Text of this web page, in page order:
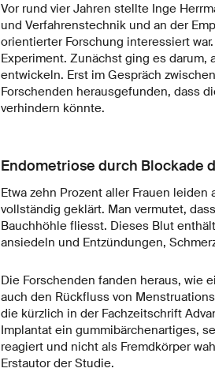
Vor rund vier Jahren stellte Inge
und Verfahrenstechnik und an der
orientierter Forschung interessiert
Experiment. Zunächst ging es darum,
entwickeln. Erst im Gespräch
Forschenden herausgefunden, dass
verhindern könnte.
Endometriose durch Blockade
Etwa zehn Prozent aller Frauen
vollständig geklärt. Man vermutet,
Bauchhöhle fliesst. Dieses Blut
ansiedeln und Entzündungen,
Die Forschenden fanden heraus, wie
auch den Rückfluss von
die kürzlich in der Fachzeitschrift
Implantat ein gummibärchenartiges,
reagiert und nicht als Fremdkörper
Erstautor der Studie.